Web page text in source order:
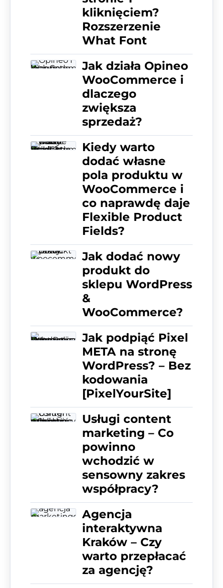
kliknięciem?
Rozszerzenie
What Font
Jak działa Opineo
WooCommerce i
dlaczego
zwiększa
sprzedaż?
Kiedy warto
dodać własne
pola produktu w
WooCommerce i
co naprawdę daje
Flexible Product
Fields?
Jak dodać nowy
produkt do
sklepu WordPress
&
WooCommerce?
Jak podpiąć Pixel
META na stronę
WordPress? – Bez
kodowania
[PixelYourSite]
Usługi content
marketing – Co
powinno
wchodzić w
sensowny zakres
współpracy?
Agencja
interaktywna
Kraków – Czy
warto przepłacać
za agencję?